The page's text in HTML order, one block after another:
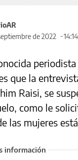
de 2022
que la
Raisi, se
como le
las mujeres